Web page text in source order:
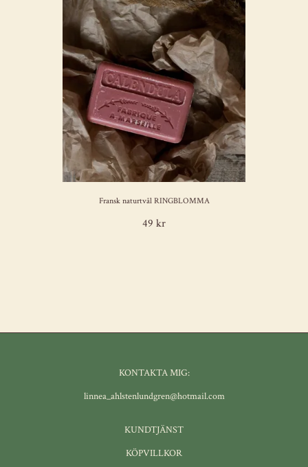
Fransk naturtvål RINGBLOMMA
49 kr
KONTAKTA MIG:
linnea_ahlstenlundgren@hotmail.com
KUNDTJÄNST
KÖPVILLKOR